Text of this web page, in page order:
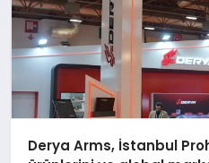
Derya Arms, İstanbul